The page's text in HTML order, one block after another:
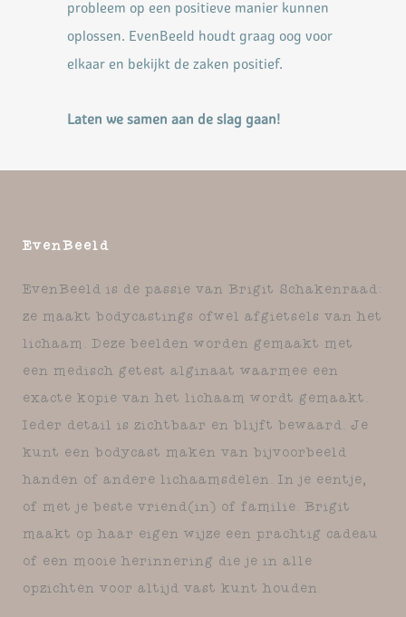
probleem op een positieve manier kunnen
oplossen. EvenBeeld houdt graag oog voor
elkaar en bekijkt de zaken positief.
Laten we samen aan de slag gaan!
EvenBeeld
EvenBeeld is de passie van Brigit Schakenraad:
ze maakt bodycastings ofwel afgietsels van het
lichaam. Deze beelden worden gemaakt met
een medisch getest alginaat waarmee een
exacte kopie van het lichaam wordt gemaakt.
Ieder detail is zichtbaar en blijft bewaard. Je
kunt een bodycast maken van bijvoorbeeld
handen of andere lichaamsdelen. In je eentje,
of met je beste vriend(in) of familie. Brigit
maakt op haar eigen wijze een prachtig cadeau
of een mooie herinnering die je in alle
opzichten voor altijd vast kunt houden.